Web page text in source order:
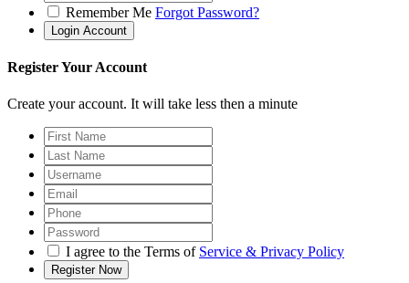
Remember Me Forgot Password?
Register Your Account
Create your account. It will take less then a minute
I agree to the Terms of Service & Privacy Policy